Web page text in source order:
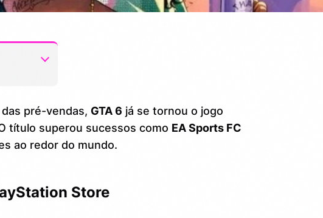
preço
pré-vendas, GTA 6 já se tornou o jogo
título superou sucessos como EA Sports FC
ao redor do mundo.
Store